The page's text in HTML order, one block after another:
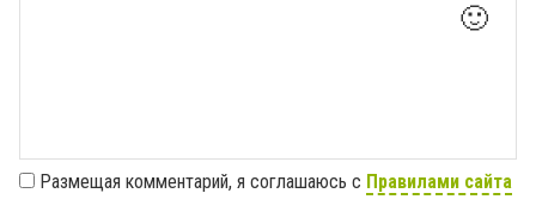
🙂
Размещая комментарий, я соглашаюсь с Правилами сайта